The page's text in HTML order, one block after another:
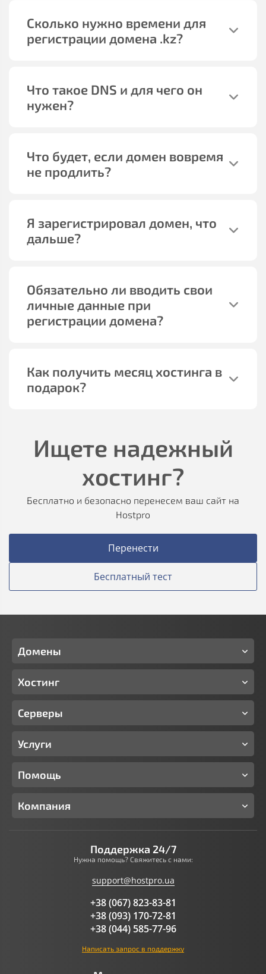
Сколько нужно времени для
регистрации домена .kz?
Что такое DNS и для чего он
нужен?
Что будет, если домен вовремя
не продлить?
Я зарегистрировал домен, что
дальше?
Обязательно ли вводить свои
личные данные при
регистрации домена?
Как получить месяц хостинга в
подарок?
Ищете надежный
хостинг?
Бесплатно и безопасно перенесем ваш сайт на
Hostpro
Перенести
Бесплатный тест
Домены
Хостинг
Серверы
Услуги
Помощь
Компания
Поддержка 24/7
Нужна помощь? Свяжитесь с нами:
support@hostpro.ua
+38 (067) 823-83-81
+38 (093) 170-72-81
+38 (044) 585-77-96
Написать запрос в поддержку